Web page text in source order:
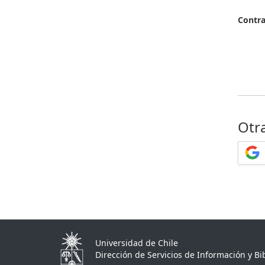
Universidad de Chile
Dirección de Servicios de Información y